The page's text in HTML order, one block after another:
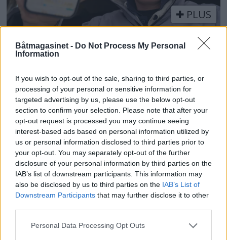
Båtmagasinet - Do Not Process My Personal
Information
If you wish to opt-out of the sale, sharing to third parties, or
processing of your personal or sensitive information for
targeted advertising by us, please use the below opt-out
section to confirm your selection. Please note that after your
opt-out request is processed you may continue seeing
interest-based ads based on personal information utilized by
us or personal information disclosed to third parties prior to
your opt-out. You may separately opt-out of the further
disclosure of your personal information by third parties on the
IAB’s list of downstream participants. This information may
also be disclosed by us to third parties on the IAB’s List of
Downstream Participants that may further disclose it to other
Personal Data Processing Opt Outs
PLUS
Appene som beriker
Sterk økning i